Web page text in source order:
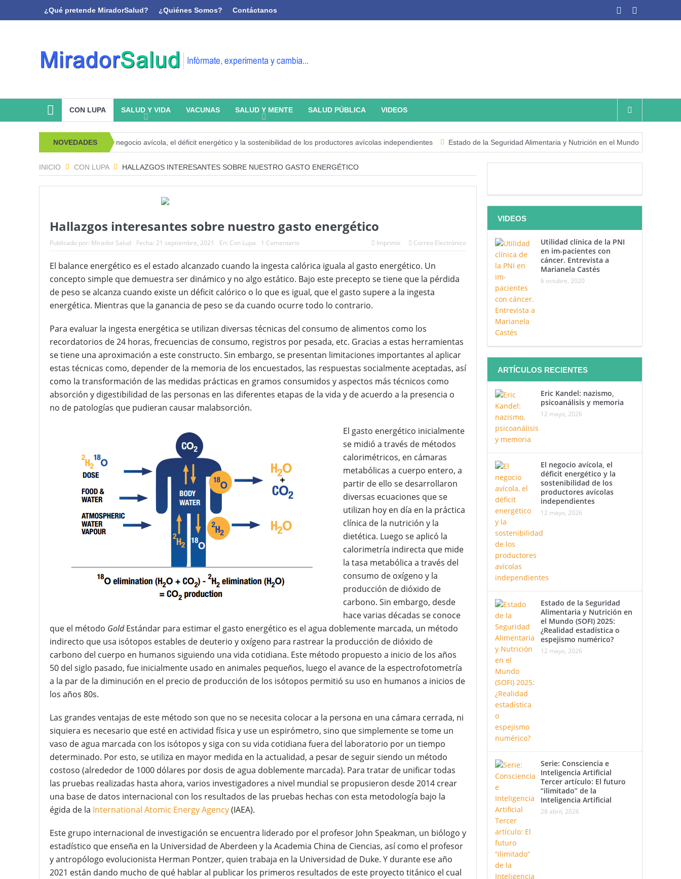
¿Qué pretende MiradorSalud? ¿Quiénes Somos? Contáctanos
CON LUPA SALUD Y VIDA VACUNAS SALUD Y MENTE SALUD PÚBLICA VIDEOS
NOVEDADES
y memoria El negocio avícola, el déficit energético y la sostenibilidad de los productores avícolas independientes Estado de la Seguridad Alimentaria y Nutrición en el Mundo (SOFI) 2025:
INICIO CON LUPA HALLAZGOS INTERESANTES SOBRE NUESTRO GASTO ENERGÉTICO
Hallazgos interesantes sobre nuestro gasto energético
Publicado por: Mirador Salud Fecha: 21 septiembre, 2021 En: Con Lupa 1 Comentario Imprimir Correo Electrónico
El balance energético es el estado alcanzado cuando la ingesta calórica iguala al gasto energético. Un
concepto simple que demuestra ser dinámico y no algo estático. Bajo este precepto se tiene que la pérdida
de peso se alcanza cuando existe un déficit calórico o lo que es igual, que el gasto supere a la ingesta
energética. Mientras que la ganancia de peso se da cuando ocurre todo lo contrario.
Para evaluar la ingesta energética se utilizan diversas técnicas del consumo de alimentos como los
recordatorios de 24 horas, frecuencias de consumo, registros por pesada, etc. Gracias a estas herramientas
se tiene una aproximación a este constructo. Sin embargo, se presentan limitaciones importantes al aplicar
estas técnicas como, depender de la memoria de los encuestados, las respuestas socialmente aceptadas, así
como la transformación de las medidas prácticas en gramos consumidos y aspectos más técnicos como
absorción y digestibilidad de las personas en las diferentes etapas de la vida y de acuerdo a la presencia o
no de patologías que pudieran causar malabsorción.
El gasto energético inicialmente
se midió a través de métodos
calorimétricos, en cámaras
metabólicas a cuerpo entero, a
partir de ello se desarrollaron
diversas ecuaciones que se
utilizan hoy en día en la práctica
clínica de la nutrición y la
dietética. Luego se aplicó la
calorimetría indirecta que mide
la tasa metabólica a través del
consumo de oxígeno y la
producción de dióxido de
carbono. Sin embargo, desde
hace varias décadas se conoce
que el método GoldEstándar para estimar el gasto energético es el agua doblemente marcada, un método
indirecto que usa isótopos estables de deuterio y oxígeno para rastrear la producción de dióxido de
carbono del cuerpo en humanos siguiendo una vida cotidiana. Este método propuesto a inicio de los años
50 del siglo pasado, fue inicialmente usado en animales pequeños, luego el avance de la espectrofotometría
a la par de la diminución en el precio de producción de los isótopos permitió su uso en humanos a inicios de
los años 80s.
Las grandes ventajas de este método son que no se necesita colocar a la persona en una cámara cerrada, ni
siquiera es necesario que esté en actividad física y use un espirómetro, sino que simplemente se tome un
vaso de agua marcada con los isótopos y siga con su vida cotidiana fuera del laboratorio por un tiempo
determinado. Por esto, se utiliza en mayor medida en la actualidad, a pesar de seguir siendo un método
costoso (alrededor de 1000 dólares por dosis de agua doblemente marcada). Para tratar de unificar todas
las pruebas realizadas hasta ahora, varios investigadores a nivel mundial se propusieron desde 2014 crear
una base de datos internacional con los resultados de las pruebas hechas con esta metodología bajo la
égida de la International Atomic Energy Agency(IAEA).
Este grupo internacional de investigación se encuentra liderado por el profesor John Speakman, un biólogo y
estadístico que enseña en la Universidad de Aberdeen y la Academia China de Ciencias, así como el profesor
y antropólogo evolucionista Herman Pontzer, quien trabaja en la Universidad de Duke. Y durante ese año
2021 están dando mucho de qué hablar al publicar los primeros resultados de este proyecto titánico el cual
VIDEOS
Utilidad clínica de la PNI
en im-pacientes con
cáncer. Entrevista a
Marianela Castés
6 octubre, 2020
ARTÍCULOS RECIENTES
Eric Kandel: nazismo,
psicoanálisis y memoria
12 mayo, 2026
El negocio avícola, el
déficit energético y la
sostenibilidad de los
productores avícolas
independientes
12 mayo, 2026
Estado de la Seguridad
Alimentaria y Nutrición en
el Mundo (SOFI) 2025:
¿Realidad estadística o
espejismo numérico?
12 mayo, 2026
Serie: Consciencia e
Inteligencia Artificial
Tercer artículo: El futuro
“ilimitado” de la
Inteligencia Artificial
28 abril, 2026